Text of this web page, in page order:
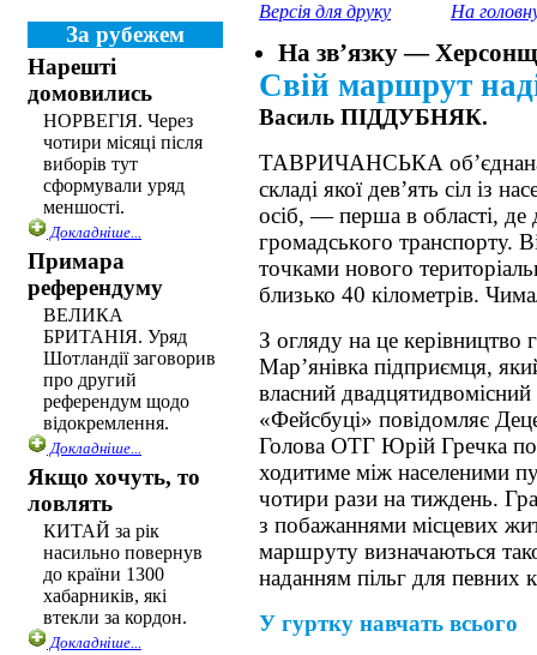
За рубежем
Нарешті
домовились
НОРВЕГІЯ. Через
чотири місяці після
виборів тут
сформували уряд
меншості.
Докладніше...
Примара
референдуму
ВЕЛИКА
БРИТАНІЯ. Уряд
Шотландії заговорив
про другий
референдум щодо
відокремлення.
Докладніше...
Якщо хочуть, то
ловлять
КИТАЙ за рік
насильно повернув
до країни 1300
хабарників, які
втекли за кордон.
Докладніше...
Версія для друку На
На зв’язку —
Свій маршрут
Василь ПІДДУБНЯК.
ТАВРИЧАНСЬКА об’єднана
складі якої дев’ять сіл із
осіб, — перша в області, де
гpoмадcькoгo тpанcпopту.
точками нового
близько 40 кілометрів.
З огляду на це керівництво
Маp’янівка підприємця,
власний
«Фейcбуці» повідомляє
Голова OТГ Юрій Гречка
ходитиме між населеними
чотири рази на тиждень.
з побажаннями місцевих
маршруту визначаються
наданням пільг для певних
У гуртку навчать всього